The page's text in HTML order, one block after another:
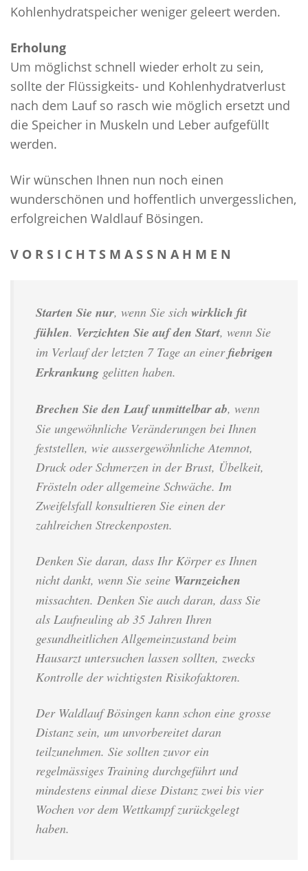
Kohlenhydratspeicher weniger geleert werden.
Erholung
Um möglichst schnell wieder erholt zu sein,
sollte der Flüssigkeits- und Kohlenhydratverlust
nach dem Lauf so rasch wie möglich ersetzt und
die Speicher in Muskeln und Leber aufgefüllt
werden.
Wir wünschen Ihnen nun noch einen
wunderschönen und hoffentlich unvergesslichen,
erfolgreichen Waldlauf Bösingen.
V O R S I C H T S M A S S N A H M E N
Starten Sie nur, wenn Sie sich wirklich fit
fühlen. Verzichten Sie auf den Start, wenn Sie
im Verlauf der letzten 7 Tage an einerfiebrigen
Erkrankung gelitten haben.
Brechen Sie den Lauf unmittelbar ab, wenn
Sie ungewöhnliche Veränderungen bei Ihnen
feststellen, wie aussergewöhnliche Atemnot,
Druck oder Schmerzen in der Brust, Übelkeit,
Frösteln oder allgemeine Schwäche. Im
Zweifelsfall konsultieren Sie einen der
zahlreichen Streckenposten.
Denken Sie daran, dass Ihr Körper es Ihnen
nicht dankt, wenn Sie seine Warnzeichen
missachten. Denken Sie auch daran, dass Sie
als Laufneuling ab 35 Jahren Ihren
gesundheitlichen Allgemeinzustand beim
Hausarzt untersuchen lassen sollten, zwecks
Kontrolle der wichtigsten Risikofaktoren.
Der Waldlauf Bösingen kann schon eine grosse
Distanz sein, um unvorbereitet daran
teilzunehmen. Sie sollten zuvor ein
regelmässiges Training durchgeführt und
mindestens einmal diese Distanz zwei bis vier
Wochen vor dem Wettkampf zurückgelegt
haben.